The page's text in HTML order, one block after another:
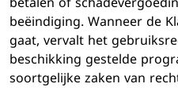
beëindiging. Wanneer de
gaat, vervalt het
beschikking gestelde
soortgelijke zaken van